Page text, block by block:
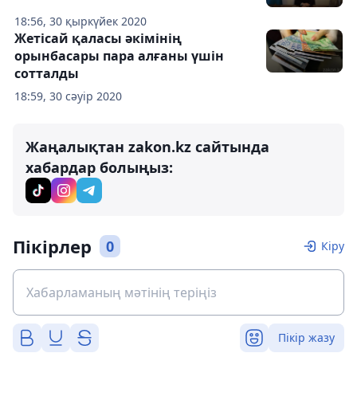
18:56, 30 қыркүйек 2020
18:59, 30 сәуір 2020
Жетісай қаласы әкімінің
орынбасары пара алғаны үшін
сотталды
Жаңалықтан zakon.kz сайтында
хабардар болыңыз:
Пікірлер 0 Кіру
Пікір жазу